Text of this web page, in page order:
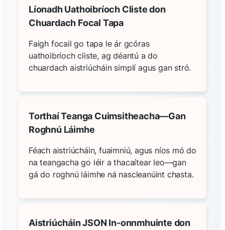
Líonadh Uathoibríoch Cliste don
Chuardach Focal Tapa
Faigh focail go tapa le ár gcóras
uathoibríoch cliste, ag déantú a do
chuardach aistriúcháin simplí agus gan stró.
Torthaí Teanga Cuimsitheacha—Gan
Roghnú Láimhe
Féach aistriúcháin, fuaimniú, agus níos mó do
na teangacha go léir a thacaítear leo—gan
gá do roghnú láimhe ná nascleanúint chasta.
Aistriúcháin JSON In-onnmhuinte don